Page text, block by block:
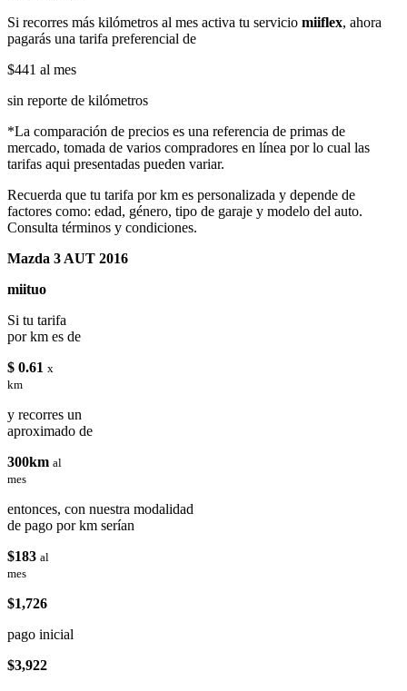
Si recorres más kilómetros al mes activa tu servicio miiflex, ahora
pagarás una tarifa preferencial de
$441 al mes
sin reporte de kilómetros
*La comparación de precios es una referencia de primas de
mercado, tomada de varios compradores en línea por lo cual las
tarifas aqui presentadas pueden variar.
Recuerda que tu tarifa por km es personalizada y depende de
factores como: edad, género, tipo de garaje y modelo del auto.
Consulta términos y condiciones.
Mazda 3 AUT 2016
miituo
Si tu tarifa
por km es de
$ 0.61 x
km
y recorres un
aproximado de
300km al
mes
entonces, con nuestra modalidad
de pago por km serían
$183 al
mes
$1,726
pago inicial
$3,922